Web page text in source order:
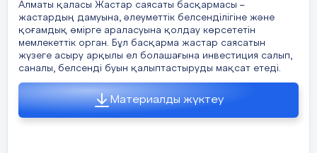
Алматы қаласы Жастар саясаты басқармасы –
жастардың дамуына, әлеуметтік белсенділігіне және
қоғамдық өмірге араласуына қолдау көрсететін
мемлекеттік орган. Бұл басқарма жастар саясатын
жүзеге асыру арқылы ел болашағына инвестиция салып,
саналы, белсенді буын қалыптастыруды мақсат етеді.
Материалды жүктеу